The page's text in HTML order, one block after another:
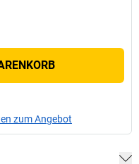
zum Angebot